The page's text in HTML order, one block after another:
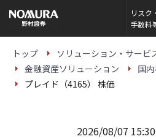
の
ー
リスク
手数料
トップ
ソリューション・サービ
金融資産ソリューション
国
プレイド（4165） 株価
2026/08/07 15:30